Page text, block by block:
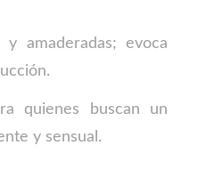
y amaderadas; evoca
quienes buscan un
y sensual.